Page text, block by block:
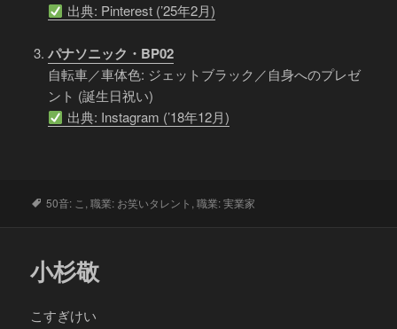
出典: Pinterest (’25年2月)
パナソニック・BP02
自転車／車体色: ジェットブラック／自身へのプレゼ
ント (誕生日祝い)
出典: Instagram (’18年12月)
タ
50音: こ ,職業: お笑いタレント ,職業: 実業家
小杉敬
こすぎけい